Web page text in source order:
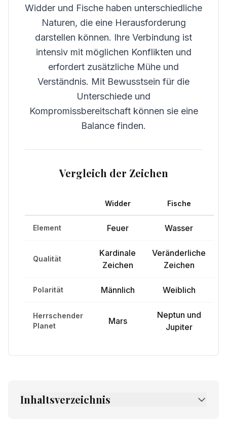
Widder und Fische haben unterschiedliche
Naturen, die eine Herausforderung
darstellen können. Ihre Verbindung ist
intensiv mit möglichen Konflikten und
erfordert zusätzliche Mühe und
Verständnis. Mit Bewusstsein für die
Unterschiede und
Kompromissbereitschaft können sie eine
Balance finden.
Vergleich der Zeichen
Widder Fische
Element Feuer Wasser
Qualität
Kardinale
Zeichen
Veränderliche
Zeichen
Polarität Männlich Weiblich
Herrschender
Planet
Mars
Neptun und
Jupiter
Inhaltsverzeichnis